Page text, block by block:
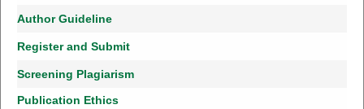
Author Guideline
Register and Submit
Screening Plagiarism
Publication Ethics